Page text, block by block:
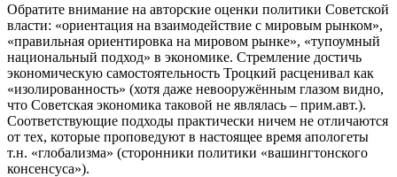
Обратите внимание на авторские оценки политики Советской
власти: «ориентация на взаимодействие с мировым рынком»,
«правильная ориентировка на мировом рынке», «тупоумный
национальный подход» в экономике. Стремление достичь
экономическую самостоятельность Троцкий расценивал как
«изолированность» (хотя даже невооружённым глазом видно,
что Советская экономика таковой не являлась – прим.авт.).
Соответствующие подходы практически ничем не отличаются
от тех, которые проповедуют в настоящее время апологеты
т.н. «глобализма» (сторонники политики «вашингтонского
консенсуса»).